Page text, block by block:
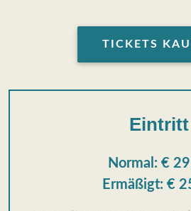
TICKETS
Eintritt
Normal: €
Ermäßigt: €